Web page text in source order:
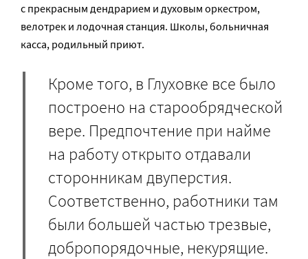
с прекрасным дендрарием и духовым оркестром,
велотрек и лодочная станция. Школы, больничная
касса, родильный приют.
Кроме того, в Глуховке все было
построено на старообрядческой
вере. Предпочтение при найме
на работу открыто отдавали
сторонникам двуперстия.
Соответственно, работники там
были большей частью трезвые,
добропорядочные, некурящие.